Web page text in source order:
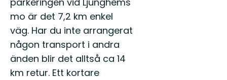
mo är det 7,2 km enkel
väg. Har du inte arrangerat
någon transport i andra
änden blir det alltså ca 14
km retur. Ett kortare